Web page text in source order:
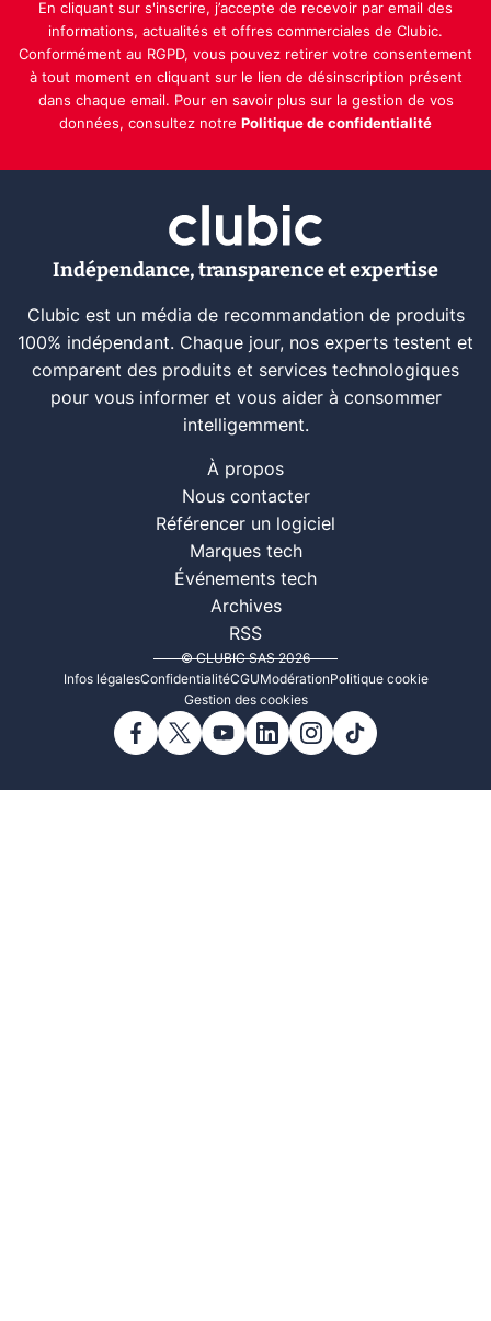
En cliquant sur s'inscrire, j’accepte de recevoir par email des
informations, actualités et offres commerciales de Clubic.
Conformément au RGPD, vous pouvez retirer votre consentement
à tout moment en cliquant sur le lien de désinscription présent
dans chaque email. Pour en savoir plus sur la gestion de vos
données, consultez notre Politique de confidentialité
Indépendance, transparence et expertise
Clubic est un média de recommandation de produits
100% indépendant. Chaque jour, nos experts testent et
comparent des produits et services technologiques
pour vous informer et vous aider à consommer
intelligemment.
À propos
Nous contacter
Référencer un logiciel
Marques tech
Événements tech
Archives
RSS
© CLUBIC SAS 2026
Infos légalesConfidentialitéCGUModérationPolitique cookie
Gestion des cookies